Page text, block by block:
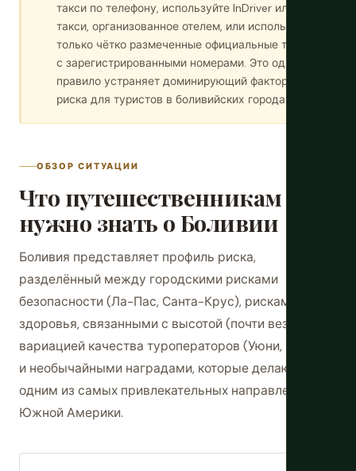
такси по телефону, используйте InDriver или
такси, организованное отелем, или используйте
только чётко размеченные официальные такси
с зарегистрированными номерами. Это одно
правило устраняет доминирующий фактор
риска для туристов в боливийских городах.
ОБЗОР СИТУАЦИИ
Что путешественникам
нужно знать о Боливии
Боливия представляет профиль риска,
разделённый между городскими рисками
безопасности (Ла-Пас, Санта-Крус), рисками для
здоровья, связанными с высотой (почти везде),
вариацией качества туроператоров (Уюни, Юнгас)
и необычайными наградами, которые делают её
одним из самых привлекательных направлений
Южной Америки.